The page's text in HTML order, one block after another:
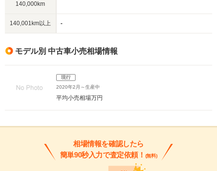
140,000km
140,001km以上 -
モデル別 中古車小売相場情報
現行
2020年2月～生産中
平均小売相場万円
相場情報を確認したら
簡単90秒入力で査定依頼！ (無料)